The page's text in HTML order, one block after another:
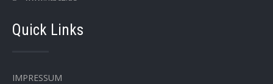
Quick Links
IMPRESSUM